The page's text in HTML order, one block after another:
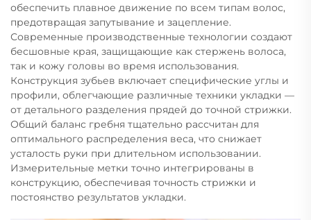
обеспечить плавное движение по всем типам волос,
предотвращая запутывание и зацепление.
Современные производственные технологии создают
бесшовные края, защищающие как стержень волоса,
так и кожу головы во время использования.
Конструкция зубьев включает специфические углы и
профили, облегчающие различные техники укладки —
от детального разделения прядей до точной стрижки.
Общий баланс гребня тщательно рассчитан для
оптимального распределения веса, что снижает
усталость руки при длительном использовании.
Измерительные метки точно интегрированы в
конструкцию, обеспечивая точность стрижки и
постоянство результатов укладки.